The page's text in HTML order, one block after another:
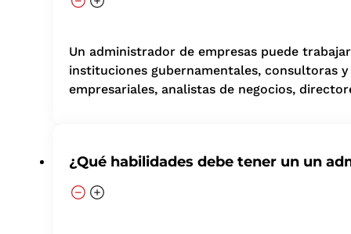
Un administrador de empresas puede
instituciones gubernamentales, consultoras
empresariales, analistas de negocios,
¿Qué habilidades debe tener un un